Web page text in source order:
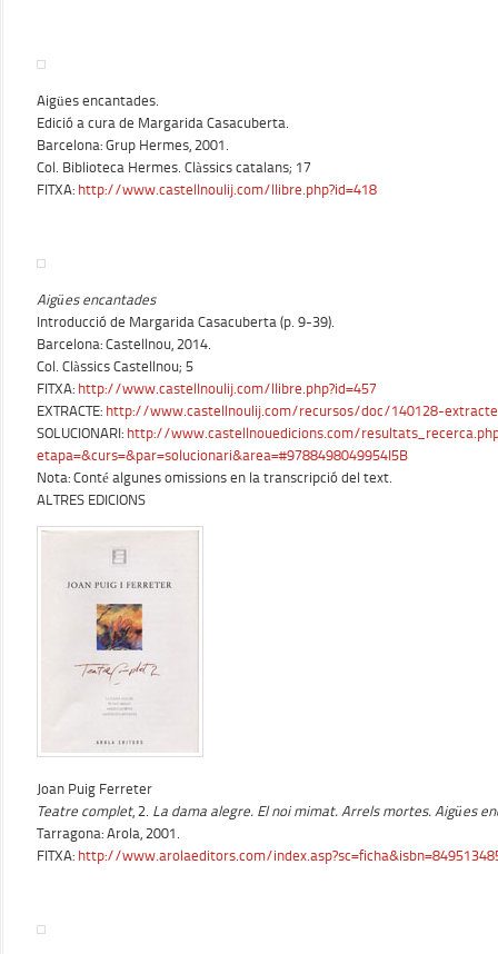
Aigües encantades.
Edició a cura de Margarida Casacuberta.
Barcelona: Grup Hermes, 2001.
Col. Biblioteca Hermes. Clàssics catalans; 17
FITXA: http://www.castellnoulij.com/llibre.php?id=418
Aigües encantades
Introducció de Margarida Casacuberta (p. 9-39).
Barcelona: Castellnou, 2014.
Col. Clàssics Castellnou; 5
FITXA: http://www.castellnoulij.com/llibre.php?id=457
EXTRACTE: http://www.castellnoulij.com/recursos/doc/140128-
SOLUCIONARI: http://www.castellnouedicions.com/
etapa=&curs=&par=solucionari&area=#9788498049954I5B
Nota: Conté algunes omissions en la transcripció del text.
ALTRES EDICIONS
Joan Puig Ferreter
Teatre complet, 2. La dama alegre. El noi mimat. Arrels mortes. Aigües
Tarragona: Arola, 2001.
FITXA: http://www.arolaeditors.com/